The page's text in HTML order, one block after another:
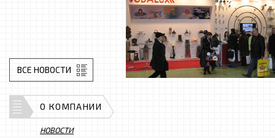
ВСЕ НОВОСТИ
О КОМПАНИИ
НОВОСТИ